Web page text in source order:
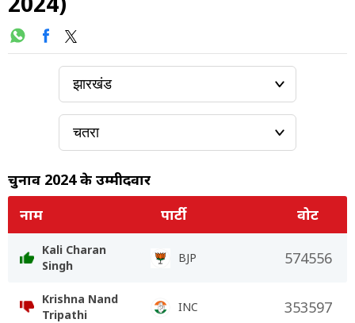
चुनाव 2024 के उम्मीदवार
नाम
पार्टी वोट
Kali Charan
Singh
BJP 574556
Krishna Nand
Tripathi
INC 353597